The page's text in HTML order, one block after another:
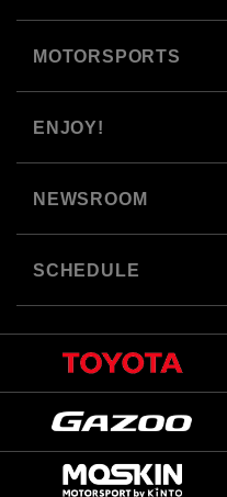
MOTORSPORTS
ENJOY!
NEWSROOM
SCHEDULE